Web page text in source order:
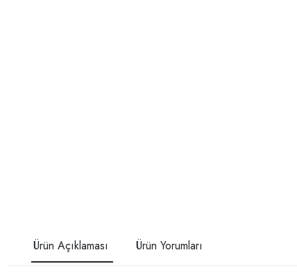
Ürün Açıklaması Ürün Yorumları